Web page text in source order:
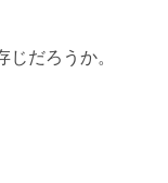
だろうか。